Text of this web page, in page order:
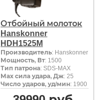
Отбойный молоток
Hanskonner
HDH1525M
Производитель: Hanskonner
Мощность, Вт: 1500
Тип патрона: SDS-MAX
Мах сила удара, Дж: 25
Число ударов, уд/мин: 1900